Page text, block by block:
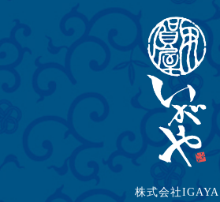
株式会社IGAYA